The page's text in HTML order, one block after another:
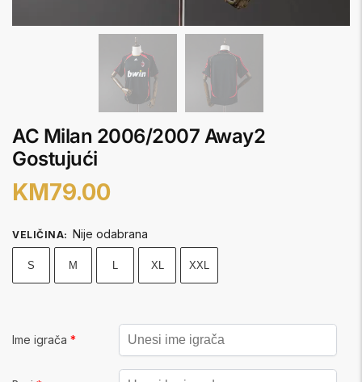
AC Milan 2006/2007 Away2
Gostujući
KM79.00
VELIČINA: Nije odabrana
S M L XL XXL
Ime igrača *